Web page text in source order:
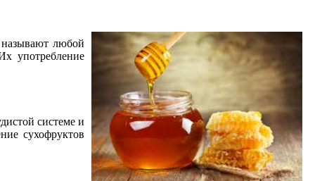
любой
употребление
системе и
сухофруктов